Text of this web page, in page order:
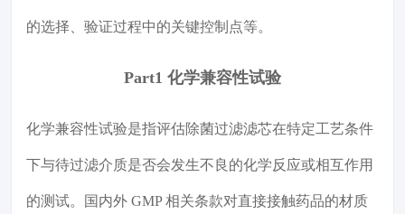
的选择、验证过程中的关键控制点等。
Part1 化学兼容性试验
化学兼容性试验是指评估除菌过滤滤芯在特定工艺条件
下与待过滤介质是否会发生不良的化学反应或相互作用
的测试。国内外 GMP 相关条款对直接接触药品的材质